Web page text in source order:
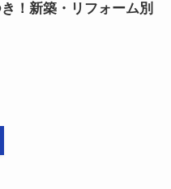
！新築・リフォーム別